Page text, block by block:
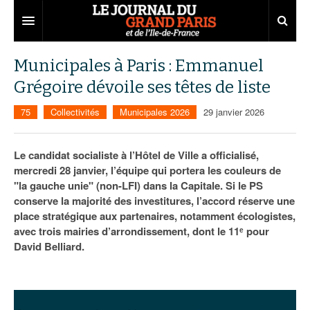
Territoires
Aménagement
Institutions
Services urbains
Entreprises
Emploi
Attractivité
Innovation
75
77
78
Carnet
Nominations
Portraits
Les Assises du Grand Paris
Éditions précédentes
Le podcast
Municipales à Paris : Emmanuel
Grégoire dévoile ses têtes de liste
75 Collectivités Municipales 2026 29 janvier 2026
Le candidat socialiste à l’Hôtel de Ville a officialisé,
mercredi 28 janvier, l’équipe qui portera les couleurs de
"la gauche unie" (non-LFI) dans la Capitale. Si le PS
conserve la majorité des investitures, l’accord réserve une
place stratégique aux partenaires, notamment écologistes,
avec trois mairies d’arrondissement, dont le 11ᵉ pour
David Belliard.